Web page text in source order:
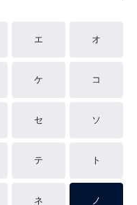
エ オ
ケ コ
セ ソ
テ ト
ネ ノ